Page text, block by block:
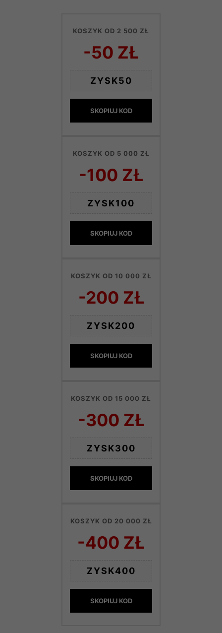
KOSZYK OD 2 500 ZŁ
-50 ZŁ
ZYSK50
SKOPIUJ KOD
KOSZYK OD 5 000 ZŁ
-100 ZŁ
ZYSK100
SKOPIUJ KOD
KOSZYK OD 10 000 ZŁ
-200 ZŁ
ZYSK200
SKOPIUJ KOD
KOSZYK OD 15 000 ZŁ
-300 ZŁ
ZYSK300
SKOPIUJ KOD
KOSZYK OD 20 000 ZŁ
-400 ZŁ
ZYSK400
SKOPIUJ KOD